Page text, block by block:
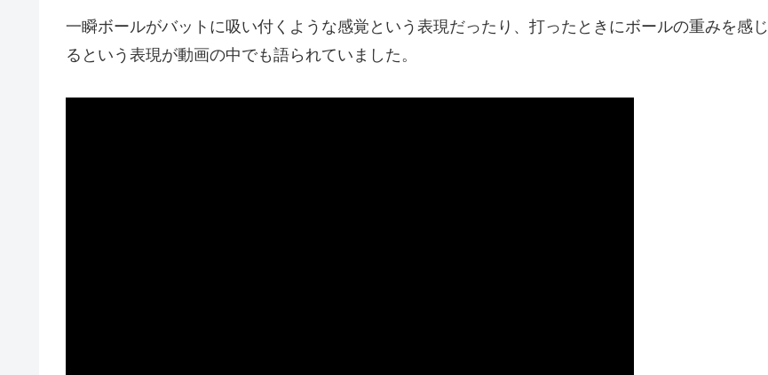
一瞬ボールがバットに吸い付くような感覚という表現だったり、打ったときにボールの重みを感じ
るという表現が動画の中でも語られていました。